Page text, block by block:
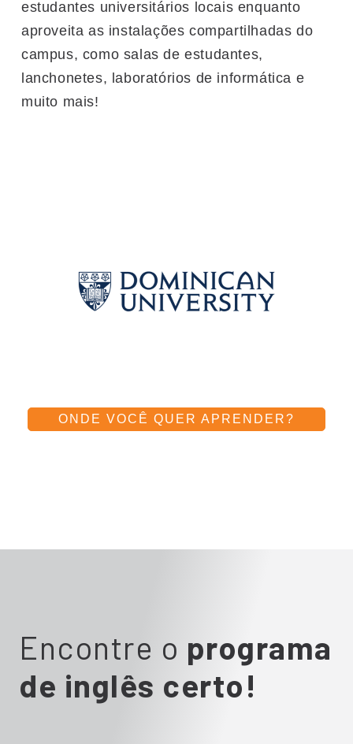
estudantes universitários locais enquanto
aproveita as instalações compartilhadas do
campus, como salas de estudantes,
lanchonetes, laboratórios de informática e
muito mais!
ONDE VOCÊ QUER APRENDER?
Encontre o programa
de inglês certo!